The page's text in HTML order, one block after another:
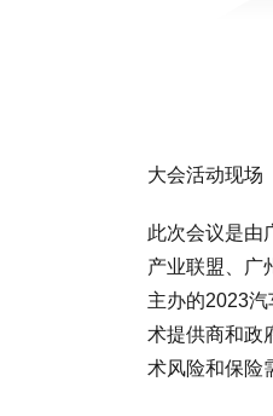
大会活动现场
此次会议是由
产业联盟、广
主办的2023
术提供商和政
术风险和保险